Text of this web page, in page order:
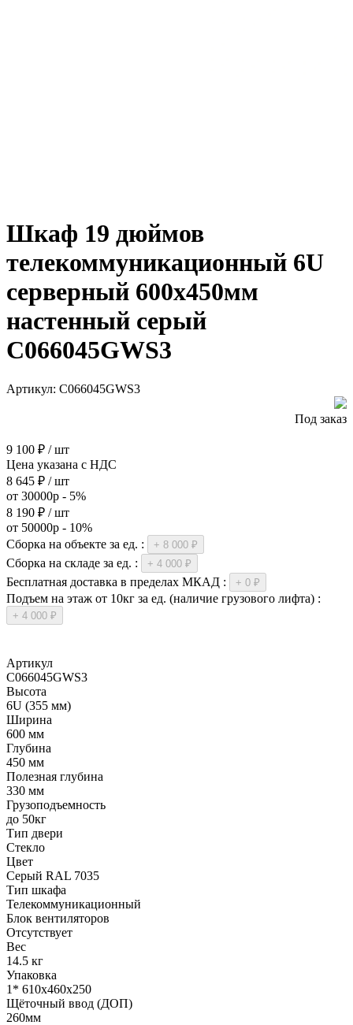
Шкаф 19 дюймов
телекоммуникационный 6U
серверный 600х450мм
настенный серый
C066045GWS3
Артикул: C066045GWS3
Под заказ
9 100 ₽ / шт
Цена указана с НДС
8 645 ₽ / шт
от 30000р - 5%
8 190 ₽ / шт
от 50000р - 10%
Сборка на объекте за ед. :
+ 8 000 ₽
Сборка на складе за ед. : + 4 000 ₽
Бесплатная доставка в пределах МКАД : + 0 ₽
Подъем на этаж от 10кг за ед. (наличие грузового лифта) :
+ 4 000 ₽
Артикул
C066045GWS3
Высота
6U (355 мм)
Ширина
600 мм
Глубина
450 мм
Полезная глубина
330 мм
Грузоподъемность
до 50кг
Тип двери
Стекло
Цвет
Серый RAL 7035
Тип шкафа
Телекоммуникационный
Блок вентиляторов
Отсутствует
Вес
14.5 кг
Упаковка
1* 610х460х250
Щёточный ввод (ДОП)
260мм